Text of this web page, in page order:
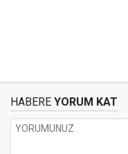
HABERE YORUM KAT